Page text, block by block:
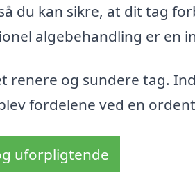
du kan sikre, at dit tag
algebehandling er en
renere og sundere tag.
fordelene ved en
uforpligtende